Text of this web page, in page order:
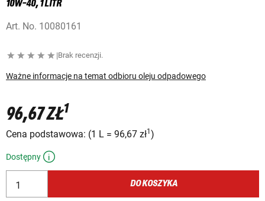
10W-40, 1 LITR
Art. No. 10080161
|Brak recenzji.
Ważne informacje na temat odbioru oleju odpadowego
96,67 ZŁ1
Cena podstawowa: (1 L = 96,67 zł1 )
Dostępny
DO KOSZYKA